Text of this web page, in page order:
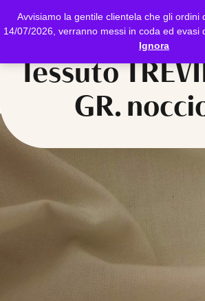
Avvisiamo la gentile clientela che gli ordini
14/07/2026, verranno messi in coda ed evasi
Ignora
Tessuto
GR.